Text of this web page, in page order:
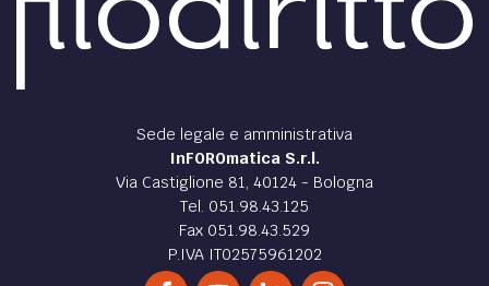
Sede legale e amministrativa
InFOROmatica S.r.l.
Via Castiglione 81, 40124 - Bologna
Tel. 051.98.43.125
Fax 051.98.43.529
P.IVA IT02575961202